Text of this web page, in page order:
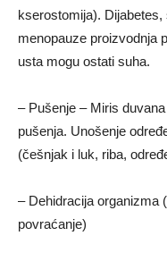
kserostomija). Dijabetes,
menopauze proizvodnja
usta mogu ostati suha.
– Pušenje – Miris
pušenja. Unošenje
(češnjak i luk, riba,
– Dehidracija organizma
povraćanje)